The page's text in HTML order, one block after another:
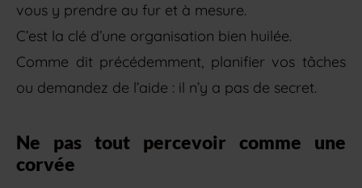
vous y prendre au fur et à mesure.
C’est la clé d’une organisation bien huilée.
Comme dit précédemment, planifier vos tâches
ou demandez de l’aide : il n’y a pas de secret.
Ne pas tout percevoir comme une
corvée